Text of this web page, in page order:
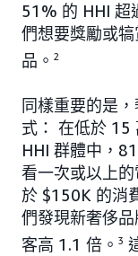
51% 的 HHI 超
們想要獎勵或
品。 2
同樣重要的是
式： 在低於 15
HHI 群體中，
看一次或以上
於 $150K 的消
們發現新奢侈
客高 1.1 倍。 3